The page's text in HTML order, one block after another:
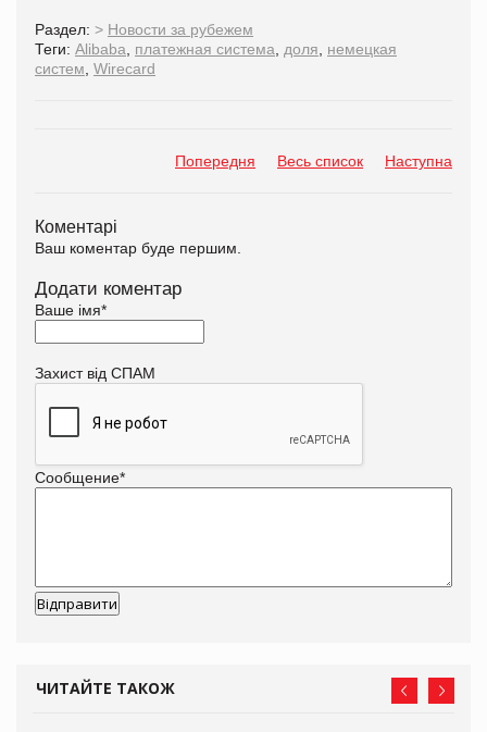
Раздел: > Новости за рубежем
Теги: Alibaba платежная система доля
немецкая
систем Wirecard
Попередня Весь список Наступна
Коментарі
Ваш коментар буде першим.
Додати коментар
Ваше імя*
Захист від СПАМ
Сообщение*
ЧИТАЙТЕ ТАКОЖ